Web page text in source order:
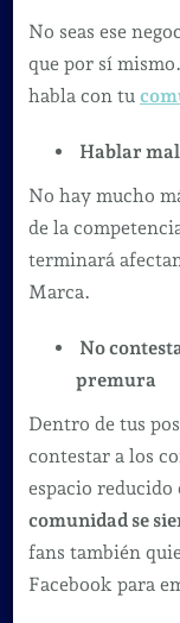
No seas ese
que por sí
habla con tu
Hablar
No hay mucho
de la
terminará
Marca.
No
premura
Dentro de tus
contestar a los
espacio reducido
comunidad se
fans también
Facebook para